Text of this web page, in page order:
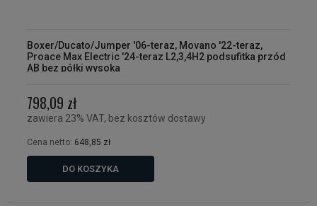
Boxer/Ducato/Jumper '06-teraz, Movano '22-teraz,
Proace Max Electric '24-teraz L2,3,4H2 podsufitka przód
AB bez półki wysoka
798,09 zł
zawiera 23% VAT, bez kosztów dostawy
Cena netto: 648,85 zł
DO KOSZYKA